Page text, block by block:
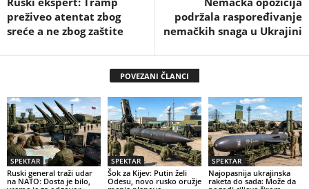
preživeo atentat zbog
sreće a ne zbog zaštite
podržala raspoređivanje
nemačkih snaga u Ukrajini
POVEZANI ČLANCI
SPEKTAR
Ruski general traži udar
na NATO: Dosta je bilo,
SPEKTAR
Šok za Kijev: Putin želi
Odesu, novo rusko oružje
SPEKTAR
Najopasnija ukrajinska
raketa do sada: Može da